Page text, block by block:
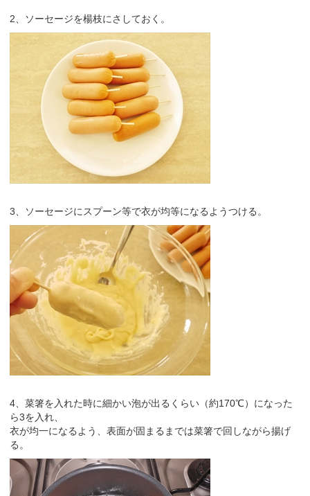
2、ソーセージを楊枝にさしておく。
3、ソーセージにスプーン等で衣が均等になるようつける。
4、菜箸を入れた時に細かい泡が出るくらい（約170℃）になった
ら3を入れ、
衣が均一になるよう、表面が固まるまでは菜箸で回しながら揚げ
る。